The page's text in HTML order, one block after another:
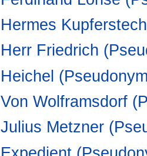
Hermes
Herr Friedrich
Heichel
Von Wolframsdorf
Julius Metzner